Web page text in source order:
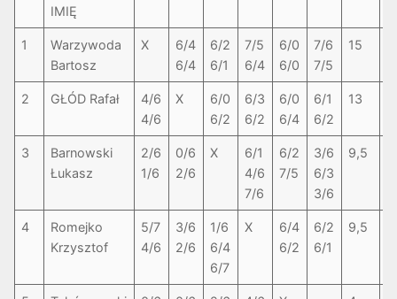
IMIĘ
1
Warzywoda
Bartosz
X
6/4
6/4
6/2
6/1
7/5
6/4
6/0
6/0
7/6
7/5
15
2 GŁÓD Rafał
4/6
4/6
X
6/0
6/2
6/3
6/2
6/0
6/4
6/1
6/2
13
3
Barnowski
Łukasz
2/6
1/6
0/6
2/6
X
6/1
4/6
7/6
6/2
7/5
3/6
6/3
3/6
9,5
4
Romejko
Krzysztof
5/7
4/6
3/6
2/6
1/6
6/4
6/7
X
6/4
6/2
6/2
6/1
9,5